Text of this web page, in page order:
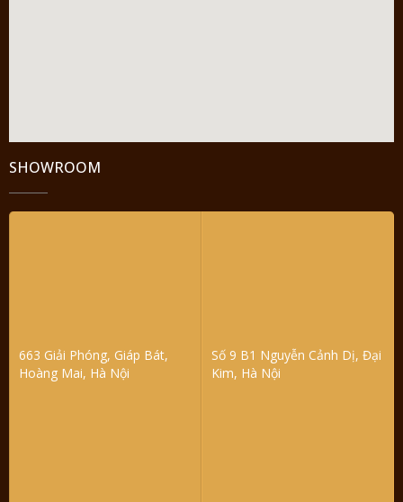
SHOWROOM
663 Giải Phóng, Giáp Bát,
Hoàng Mai, Hà Nội
Số 9 B1 Nguyễn Cảnh Dị, Đại
Kim, Hà Nội